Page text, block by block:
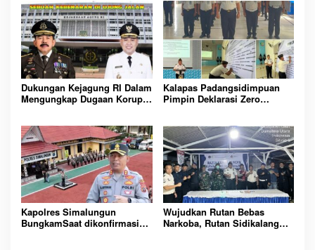
LINGKUNGAN
PEMASYARAKATAN YANG
AMAN
Dukungan Kejagung RI Dalam
Mengungkap Dugaan Korupsi
Dan Tangkap!
Kalapas Padangsidimpuan
Pimpin Deklarasi Zero
Padangsidimpuan
Kapolres Simalungun
BungkamSaat dikonfirmasi
Wujudkan Rutan Bebas
Narkoba, Rutan Sidikalang